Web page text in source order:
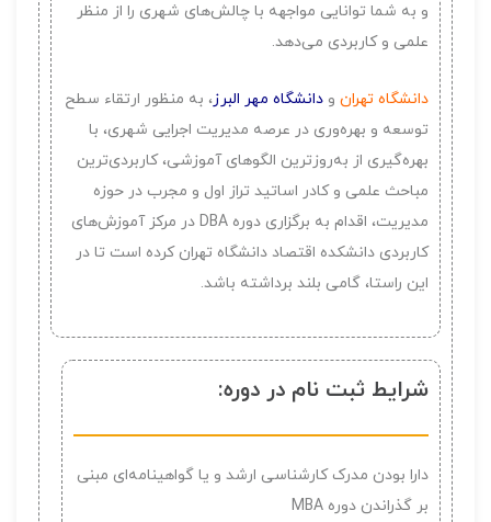
و به شما توانایی مواجهه با چالش‌های شهری را از منظر
علمی و کاربردی می‌دهد.
دانشگاه تهران و دانشگاه مهر البرز، به منظور ارتقاء سطح
توسعه و بهره‌وری در عرصه مدیریت اجرایی شهری، با
بهره‌گیری از به‌روزترین الگوهای آموزشی، کاربردی‌ترین
مباحث علمی و کادر اساتید تراز اول و مجرب در حوزه
مدیریت، اقدام به برگزاری دوره DBA در مرکز آموزش‌های
کاربردی دانشکده اقتصاد دانشگاه تهران کرده است تا در
این راستا، گامی بلند برداشته باشد.
شرایط ثبت نام در دوره:
دارا بودن مدرک کارشناسی ارشد و یا گواهینامه‌ای مبنی
بر گذراندن دوره MBA